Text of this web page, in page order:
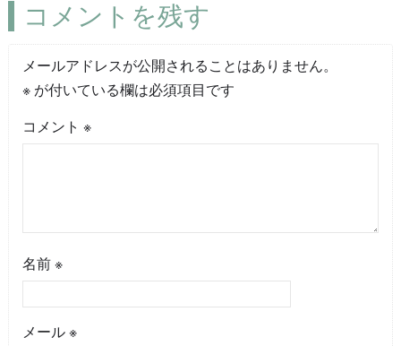
コメントを残す
メールアドレスが公開されることはありません。
※が付いている欄は必須項目です
コメント ※
名前 ※
メール ※